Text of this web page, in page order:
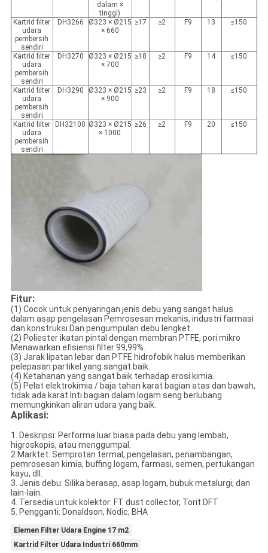
dalam ×
tinggi)
Kartrid filter
udara
pembersih
sendiri
DH3266
Ø323 × Ø215
× 660
≥17 ≥2 F9 13 ≤150
Kartrid filter
udara
pembersih
sendiri
DH3270
Ø323 × Ø215
× 700
≥18 ≥2 F9 14 ≤150
Kartrid filter
udara
pembersih
sendiri
DH3290
Ø323 × Ø215
× 900
≥23 ≥2 F9 18 ≤150
Kartrid filter
udara
pembersih
sendiri
DH32100 Ø323 × Ø215
× 1000
≥26 ≥2 F9 20 ≤150
Fitur:
(1) Cocok untuk penyaringan jenis debu yang sangat halus
dalam asap pengelasan Pemrosesan mekanis, industri farmasi
dan konstruksi Dan pengumpulan debu lengket.
(2) Poliester ikatan pintal dengan membran PTFE, pori mikro
Menawarkan efisiensi filter 99,99%.
(3) Jarak lipatan lebar dan PTFE hidrofobik halus memberikan
pelepasan partikel yang sangat baik.
(4) Ketahanan yang sangat baik terhadap erosi kimia.
(5) Pelat elektrokimia / baja tahan karat bagian atas dan bawah,
tidak ada karat Inti bagian dalam logam seng berlubang
memungkinkan aliran udara yang baik.
Aplikasi:
1. Deskripsi: Performa luar biasa pada debu yang lembab,
higroskopis, atau menggumpal.
2 Marktet: Semprotan termal, pengelasan, penambangan,
pemrosesan kimia, buffing logam, farmasi, semen, pertukangan
kayu, dll.
3. Jenis debu: Silika berasap, asap logam, bubuk metalurgi, dan
lain-lain.
4. Tersedia untuk kolektor: FT dust collector, Torit DFT
5. Pengganti: Donaldson, Nodic, BHA
Elemen Filter Udara Engine 17 m2
Kartrid Filter Udara Industri 660mm